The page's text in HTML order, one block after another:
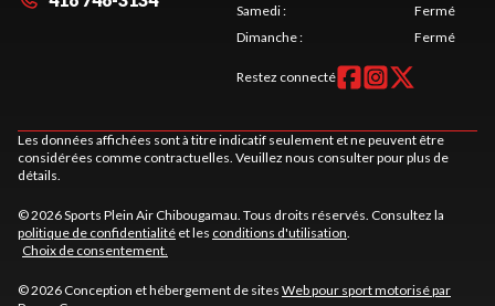
Samedi:
Fermé
Dimanche: Fermé
Restez connecté
Les données affichées sont à titre indicatif seulement et ne peuvent être
considérées comme contractuelles. Veuillez nous consulter pour plus de
détails.
© 2026 Sports Plein Air Chibougamau. Tous droits réservés. Consultez la
politique de confidentialité et les conditions d'utilisation.
Choix de consentement.
© 2026 Conception et hébergement de sites Web pour sport motorisé par